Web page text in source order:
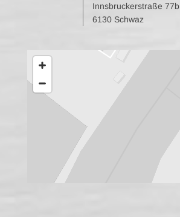
Innsbruckerstraße 77b
6130 Schwaz